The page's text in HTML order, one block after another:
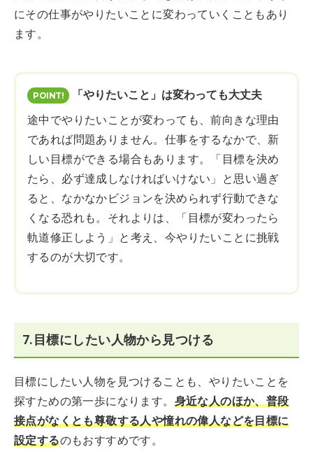
にその仕事がやりたいことに変わっていくこともあり
ます。
「やりたいこと」は変わっても大丈夫
途中でやりたいことが変わっても、前向きな理由
であれば問題ありません。仕事をするなかで、新
しい目標ができる場合もあります。「目標を決め
たら、必ず達成しなければいけない」と思い過ぎ
ると、なかなかビジョンを決められず行動できな
くなる恐れも。それよりは、「目標が変わったら
軌道修正しよう」と考え、今やりたいことに挑戦
するのが大切です。
7.目標にしたい人物から見つける
目標にしたい人物を見つけることも、やりたいことを
探すための第一歩になります。 身近な人のほか、普段
接点がなくとも尊敬する人や憧れの偉人などを目標に
設定するのもおすすめです。